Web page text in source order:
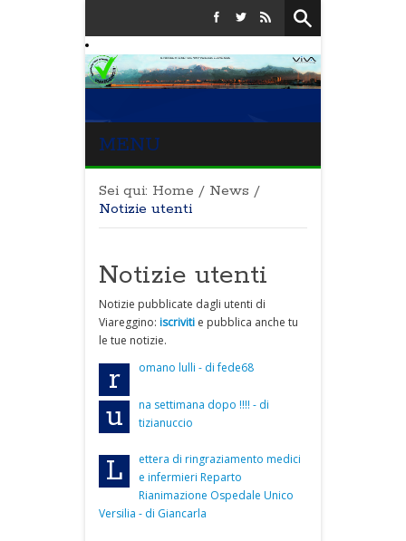
MENU
Sei qui: Home / News /
Notizie utenti
Notizie utenti
Notizie pubblicate dagli utenti di
Viareggino: iscriviti e pubblica anche tu
le tue notizie.
r omano lulli - di fede68
u
na settimana dopo !!!! - di
tizianuccio
L
ettera di ringraziamento medici
e infermieri Reparto
Rianimazione Ospedale Unico
Versilia - di Giancarla